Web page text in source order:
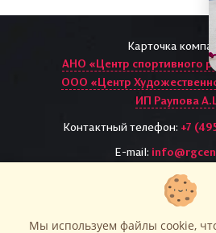
Контактный телефон: +7
E-mail:
Все права защищены.
материалов rgcenter.ru возможно
разрешения и при наличии
Карточка
АНО «Центр спортивного
ООО «Центр
ИП Раупова
Мы используем файлы cookie,